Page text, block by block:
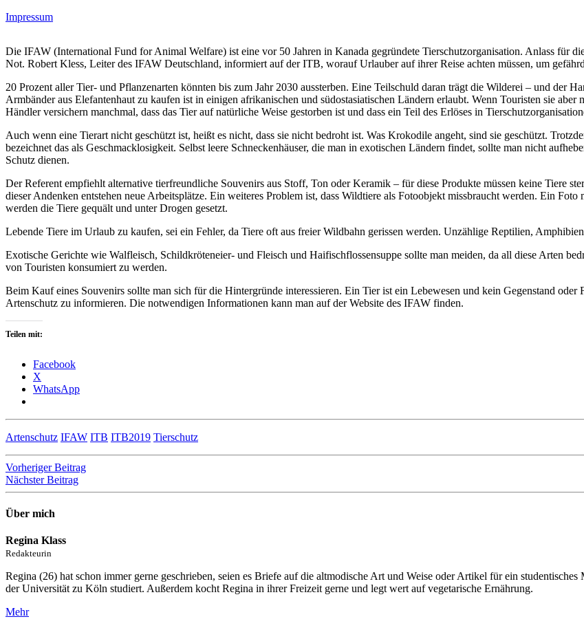
Impressum
Die IFAW (International Fund for Animal Welfare) ist eine vor 50 Jahren in Kanada gegründete Tierschutzorganisation. Anlass für
Not. Robert Kless, Leiter des IFAW Deutschland, informiert auf der ITB, worauf Urlauber auf ihrer Reise achten müssen, um
20 Prozent aller Tier- und Pflanzenarten könnten bis zum Jahr 2030 aussterben. Eine Teilschuld daran trägt die Wilderei – und der
Armbänder aus Elefantenhaut zu kaufen ist in einigen afrikanischen und südostasiatischen Ländern erlaubt. Wenn Touristen sie
Händler versichern manchmal, dass das Tier auf natürliche Weise gestorben ist und dass ein Teil des Erlöses in
Auch wenn eine Tierart nicht geschützt ist, heißt es nicht, dass sie nicht bedroht ist. Was Krokodile angeht, sind sie geschützt.
bezeichnet das als Geschmacklosigkeit. Selbst leere Schneckenhäuser, die man in exotischen Ländern findet, sollte man nicht
Schutz dienen.
Der Referent empfiehlt alternative tierfreundliche Souvenirs aus Stoff, Ton oder Keramik – für diese Produkte müssen keine Tiere
dieser Andenken entstehen neue Arbeitsplätze. Ein weiteres Problem ist, dass Wildtiere als Fotoobjekt missbraucht werden. Ein
werden die Tiere gequält und unter Drogen gesetzt.
Lebende Tiere im Urlaub zu kaufen, sei ein Fehler, da Tiere oft aus freier Wildbahn gerissen werden. Unzählige Reptilien,
Exotische Gerichte wie Walfleisch, Schildkröteneier- und Fleisch und Haifischflossensuppe sollte man meiden, da all diese Arten
von Touristen konsumiert zu werden.
Beim Kauf eines Souvenirs sollte man sich für die Hintergründe interessieren. Ein Tier ist ein Lebewesen und kein Gegenstand
Artenschutz zu informieren. Die notwendigen Informationen kann man auf der Website des IFAW finden.
Teilen mit:
Facebook
X
WhatsApp
Artenschutz IFAW ITB ITB2019 Tierschutz
Beitragsnavigation
Vorheriger Beitrag
Nächster Beitrag
Über mich
Regina Klass
Redakteurin
Regina (26) hat schon immer gerne geschrieben, seien es Briefe auf die altmodische Art und Weise oder Artikel für ein
der Universität zu Köln studiert. Außerdem kocht Regina in ihrer Freizeit gerne und legt wert auf vegetarische Ernährung.
Mehr